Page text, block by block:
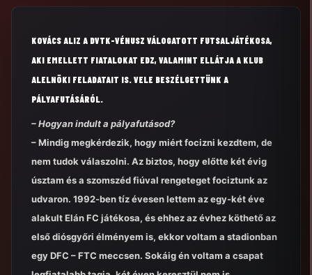
KOVÁCS ALIZ A DVTK-VÉNUSZ VÁLOGATOTT FUTSALJÁTÉKOSA,
AKI EMELLETT FIATALOKAT EDZ, VALAMINT ELLÁTJA A KLUB
ALELNÖKI FELADATAIT IS. VELE BESZÉLGETTÜNK A
PÁLYAFUTÁSÁRÓL.
– Hogyan indult a pályafutásod?
– Mindig megkérdezik, hogy miért focizni kezdtem, de
nem tudok válaszolni. Az biztos, hogy előtte két évig
úsztam és a szomszéd fiúval rengeteget fociztunk az
udvaron. 1992-ben tíz évesen lettem az egy-két éve
alakult Elán FC játékosa, és ehhez az évhez köthető az
első diósgyőri élményem is, ekkor voltam a stadionban
egy DFC – FTC meccsen. Sokáig én voltam a csapat